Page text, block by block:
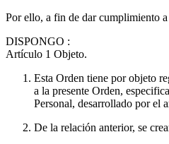
Por ello, a fin de dar cumplimiento
DISPONGO :
Artículo 1 Objeto.
Esta Orden tiene por objeto
a la presente Orden,
Personal, desarrollado por el
De la relación anterior, se